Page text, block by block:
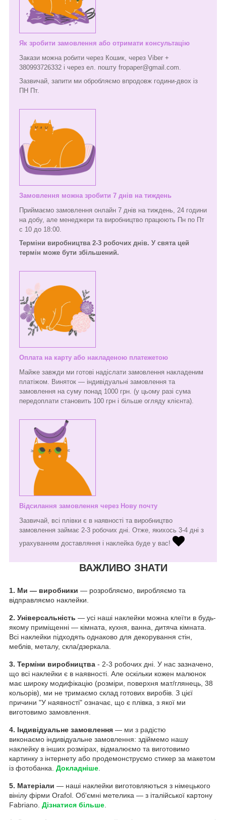
Як зробити замовлення або отримати консультацію
Закази можна робити через Кошик, через Viber +
380993726332 і через ел. пошту fropaper@gmail.com.
Зазвичай, запити ми обробляємо впродовж години-двох із
ПН Пт.
Замовлення можна зробити 7 днів на тиждень
Приймаємо замовлення онлайн 7 днів на тиждень, 24 години
на добу, але менеджери та виробництво працюють Пн по Пт
с 10 до 18:00.
Терміни виробництва 2-3 робочих днів. У свята цей
термін може бути збільшений.
Оплата на карту або накладеною платежетою
Майже завжди ми готові надіслати замовлення накладеним
платіжом. Виняток — індивідуальні замовлення та
замовлення на суму понад 1000 грн. (у цьому разі сума
передоплати становить 100 грн і більше огляду клієнта).
Відсилання замовлення через Нову почту
Зазвичай, всі плівки є в наявності та виробництво
замовлення займає 2-3 робочих дні. Отже, якихось 3-4 дні з
урахуванням доставляння і наклейка буде у вас!
ВАЖЛИВО ЗНАТИ
1. Ми — виробники — розробляємо, виробляємо та
відправляємо наклейки.
2. Універсальність — усі наші наклейки можна клеїти в будь-
якому приміщенні — кімната, кухня, ванна, дитяча кімната.
Всі наклейки підходять однаково для декорування стін,
меблів, металу, скла/дзеркала.
3. Терміни виробництва - 2-3 робочих дні. У нас зазначено,
що всі наклейки є в наявності. Але оскільки кожен малюнок
має широку модифікацію (розміри, поверхня мат/глянець, 38
кольорів), ми не тримаємо склад готових виробів. З цієї
причини "У наявності" означає, що є плівка, з якої ми
виготовимо замовлення.
4. Індивідуальне замовлення — ми з радістю
виконаємо індивідуальне замовлення: здіймемо нашу
наклейку в інших розмірах, відмалюємо та виготовимо
картинку з інтернету або продемонструємо стикер за макетом
із фотобанка. Докладніше
5. Матеріали — наші наклейки виготовляються з німецького
вінілу фірми Orafol. Об'ємні метелика — з італійської картону
Fabriano. Дізнатися більше